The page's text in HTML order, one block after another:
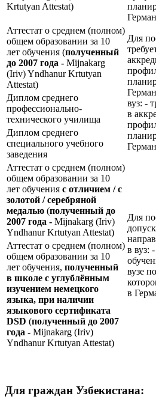
Krtutyan Attestat)
Аттестат о среднем (полном)
общем образовании за 10
лет обучения (полученный
до 2007 года - Mijnakarg
(Iriv) Yndhanur Krtutyan
Attestat)
Для
вуз: -
в
Диплом среднего
профессионально-
технического училища
Диплом среднего
специального учебного
заведения
Аттестат о среднем (полном)
общем образовании за 10
лет обучения с отличием / с
золотой / серебряной
медалью (полученный до
2007 года - Mijnakarg (Iriv)
Yndhanur Krtutyan Attestat)
Для
в вуз:
вузе
в
Аттестат о среднем (полном)
общем образовании за 10
лет обучения, полученный
в школе с углублённым
изучением немецкого
языка, при наличии
языкового сертификата
DSD (полученный до 2007
года - Mijnakarg (Iriv)
Yndhanur Krtutyan Attestat)
Для граждан Узбекистана: